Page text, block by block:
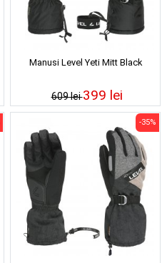
Manusi Level Yeti Mitt Black
609 lei399 lei
-35%